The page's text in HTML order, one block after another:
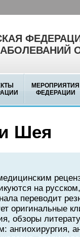
МЕРОПРИЯТИЯ
ФЕДЕРАЦИИ
Шея
на
переводит
оригинальные
обзоры